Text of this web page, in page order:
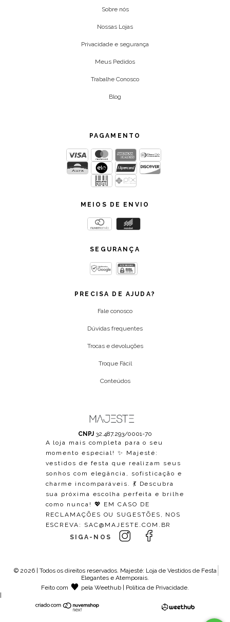
Sobre nós
Nossas Lojas
Privacidade e segurança
Meus Pedidos
Trabalhe Conosco
Blog
PAGAMENTO
MEIOS DE ENVIO
SEGURANÇA
PRECISA DE AJUDA?
Fale conosco
Dúvidas frequentes
Trocas e devoluções
Troque Fácil
Conteúdos
CNPJ 32.487.293/0001-70
A loja mais completa para o seu
momento especial! ✨ Majesté:
vestidos de festa que realizam seus
sonhos com elegância, sofisticação e
charme incomparáveis. 💃 Descubra
sua próxima escolha perfeita e brilhe
como nunca! 💖 EM CASO DE
RECLAMAÇÕES OU SUGESTÕES, NOS
ESCREVA: SAC@MAJESTE.COM.BR
SIGA-NOS
© 2026 | Todos os direitos reservados. Majesté: Loja de Vestidos de Festa
Elegantes e Atemporais.
Feito com
pelaWeethub Política de Privacidade.
|